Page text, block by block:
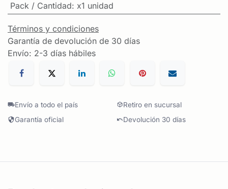
Pack / Cantidad: x1 unidad
Términos y condiciones
Garantía de devolución de 30 días
Envío: 2-3 días hábiles
Envío a todo el país
Retiro en sucursal
Garantía oficial
Devolución 30 días